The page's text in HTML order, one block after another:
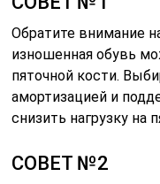
Обратите внимание
изношенная обувь
пяточной кости.
амортизацией и
снизить нагрузку на
СОВЕТ №2